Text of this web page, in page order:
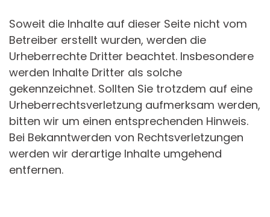
Soweit die Inhalte auf dieser Seite nicht vom
Betreiber erstellt wurden, werden die
Urheberrechte Dritter beachtet. Insbesondere
werden Inhalte Dritter als solche
gekennzeichnet. Sollten Sie trotzdem auf eine
Urheberrechtsverletzung aufmerksam werden,
bitten wir um einen entsprechenden Hinweis.
Bei Bekanntwerden von Rechtsverletzungen
werden wir derartige Inhalte umgehend
entfernen.